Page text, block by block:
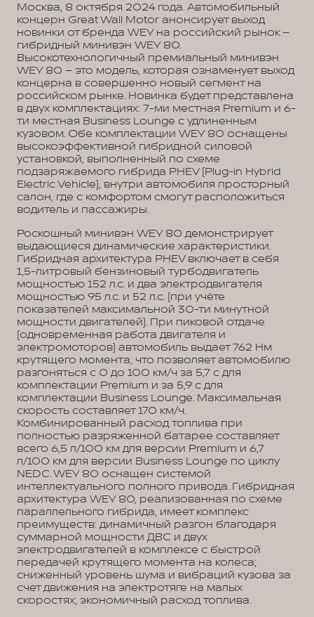
Москва, 8 октября 2024 года. Автомобильный
концерн Great Wall Motor анонсирует выход
новинки от бренда WEY на российский рынок –
гибридный минивэн WEY 80.
Высокотехнологичный премиальный минивэн
WEY 80 – это модель, которая ознаменует выход
концерна в совершенно новый сегмент на
российском рынке. Новинка будет представлена
в двух комплектациях: 7-ми местная Premium и 6-
ти местная Business Lounge с удлиненным
кузовом. Обе комплектации WEY 80 оснащены
высокоэффективной гибридной силовой
установкой, выполненный по схеме
подзаряжаемого гибрида PHEV (Plug-in Hybrid
Electric Vehicle), внутри автомобиля просторный
салон, где с комфортом смогут расположиться
водитель и пассажиры.
Роскошный минивэн WEY 80 демонстрирует
выдающиеся динамические характеристики.
Гибридная архитектура PHEV включает в себя
1,5-литровый бензиновый турбодвигатель
мощностью 152 л.с. и два электродвигателя
мощностью 95 л.с. и 52 л.с. (при учёте
показателей максимальной 30-ти минутной
мощности двигателей). При пиковой отдаче
(одновременная работа двигателя и
электромоторов) автомобиль выдает 762 Нм
крутящего момента, что позволяет автомобилю
разгоняться с 0 до 100 км/ч за 5,7 с для
комплектации Premium и за 5,9 с для
комплектации Business Lounge. Максимальная
скорость составляет 170 км/ч.
Комбинированный расход топлива при
полностью разряженной батарее составляет
всего 6,5 л/100 км для версии Premium и 6,7
л/100 км для версии Business Lounge по циклу
NEDC. WEY 80 оснащен системой
интеллектуального полного привода. Гибридная
архитектура WEY 80, реализованная по схеме
параллельного гибрида, имеет комплекс
преимуществ: динамичный разгон благодаря
суммарной мощности ДВС и двух
электродвигателей в комплексе с быстрой
передачей крутящего момента на колеса;
сниженный уровень шума и вибраций кузова за
счет движения на электротяге на малых
скоростях; экономичный расход топлива.